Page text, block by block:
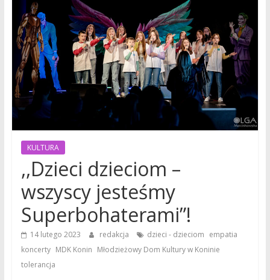
Wielkopolska,
Polska
KULTURA
,,Dzieci dzieciom –
wszyscy jesteśmy
Superbohaterami”!
14 lutego 2023 redakcja dzieci - dzieciom empatia
koncerty, MDK Konin Młodzieżowy Dom Kultury w Koninie
tolerancja